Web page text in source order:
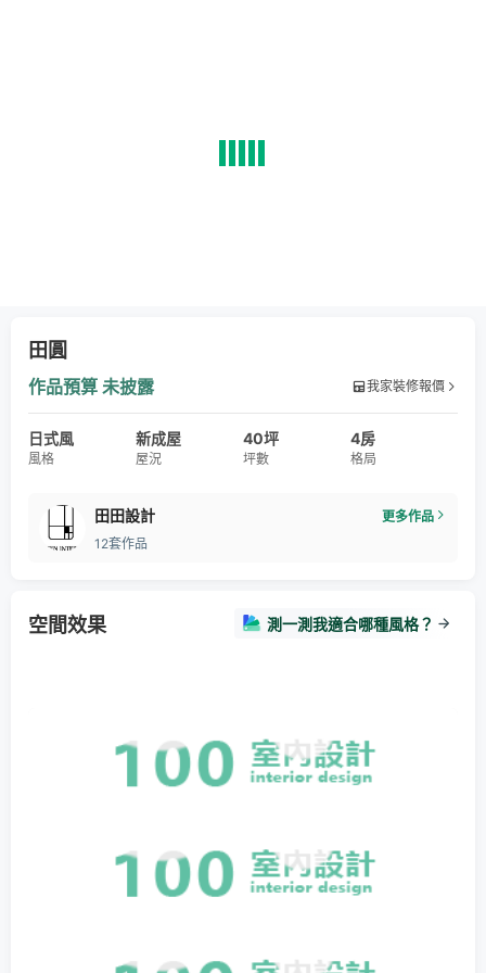
田圓
作品預算 未披露 我家裝修報價
日式風
風格
新成屋
屋況
40坪
坪數
4房
格局
田田設計
更多作品
12套作品
空間效果 測一測我適合哪種風格？